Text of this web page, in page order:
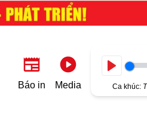
Báo in Media Ca khúc: